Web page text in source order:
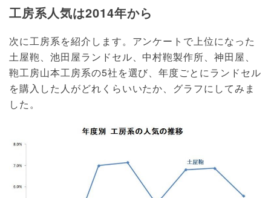
工房系人気は2014年から
次に工房系を紹介します。アンケートで上位になった
土屋鞄、池田屋ランドセル、中村鞄製作所、神田屋、
鞄工房山本工房系の5社を選び、年度ごとにランドセル
を購入した人がどれくらいいたか、グラフにしてみま
した。